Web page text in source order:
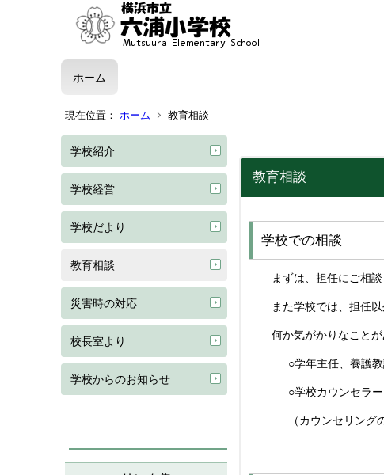
ホーム
現在位置： ホーム 教育相談
学校紹介
学校経営
学校だより
教育相談
災害時の対応
校長室より
学校からのお知らせ
教育相談
学校での相談
まずは、担任にご相談
また学校では、担任以
何か気がかりなことが
○学年主任、養護
○学校カウンセラ
（カウンセリング